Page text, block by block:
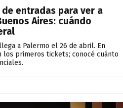
entradas para ver a
Aires: cuándo
a Palermo el 26 de abril. En
los primeros tickets; conocé cuánto